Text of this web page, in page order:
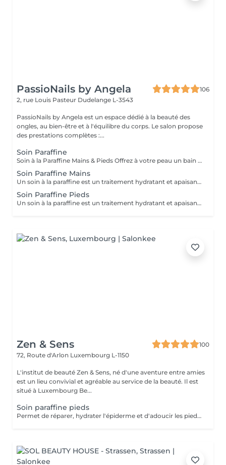
PassioNails by Angela
106
2, rue Louis Pasteur Dudelange L-3543
PassioNails by Angela est un espace dédié à la beauté des
ongles, au bien-être et à l'équilibre du corps. Le salon propose
des prestations complètes :...
Soin Paraffine
Soin à la Paraffine Mains & Pieds Offrez à votre peau un bain de douceur et de chaleur Hydratation profonde La chaleur de la paraffine ouvre les pores et permet une hydratation intense. Parfait pour les peaux sèches, rugueuses, ou les talons fendillés.
Soin Paraffine Mains
Un soin à la paraffine est un traitement hydratant et apaisant pour les mains et/ou les pieds, qui utilise une cire chauffée pour améliorer la peau sèche et abîmée. Il est également thérapeutique, car la chaleur aide à soulager les douleurs articulaires, musculaires et les affections comme l'arthrite, le psoriasis ou l'eczéma. L'enveloppement crée un effet de sauna qui permet aux produits hydratants appliqués avant la paraffine de pénétrer en profondeur.
Soin Paraffine Pieds
Un soin à la paraffine est un traitement hydratant et apaisant pour les mains et/ou les pieds, qui utilise une cire chauffée pour améliorer la peau sèche et abîmée. Il est également thérapeutique, car la chaleur aide à soulager les douleurs articulaires, musculaires et les affections comme l'arthrite, le psoriasis ou l'eczéma. L'enveloppement crée un effet de sauna qui permet aux produits hydratants appliqués avant la paraffine de pénétrer en profondeur.
Zen & Sens
100
72, Route d'Arlon Luxembourg L-1150
L'institut de beauté Zen & Sens, né d'une aventure entre amies
est un lieu convivial et agréable au service de la beauté. Il est
situé à Luxembourg Be...
Soin paraffine pieds
Permet de réparer, hydrater l'épiderme et d'adoucir les pieds abimés ou désséchés. Parfait lors d'une pédicure.